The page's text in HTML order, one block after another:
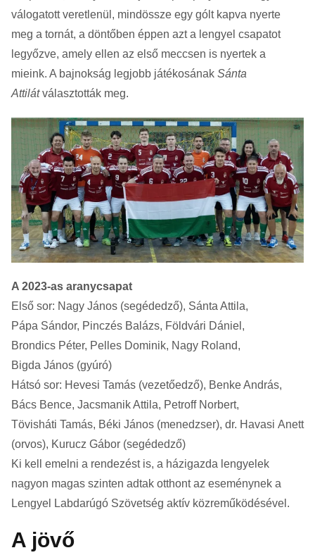
válogatott veretlenül, mindössze egy gólt kapva nyerte
meg a tornát, a döntőben éppen azt a lengyel csapatot
legyőzve, amely ellen az első meccsen is nyertek a
mieink. A bajnokság legjobb játékosának Sánta
Attilátválasztották meg.
A 2023-as aranycsapat
Első sor: Nagy János (segédedző), Sánta Attila,
Pápa Sándor, Pinczés Balázs, Földvári Dániel,
Brondics Péter, Pelles Dominik, Nagy Roland,
Bigda János (gyúró)
Hátsó sor: Hevesi Tamás (vezetőedző), Benke András,
Bács Bence, Jacsmanik Attila, Petroff Norbert,
Tövisháti Tamás, Béki János (menedzser), dr. Havasi Anett
(orvos), Kurucz Gábor (segédedző)
Ki kell emelni a rendezést is, a házigazda lengyelek
nagyon magas szinten adtak otthont az eseménynek a
Lengyel Labdarúgó Szövetség aktív közreműködésével.
A jövő